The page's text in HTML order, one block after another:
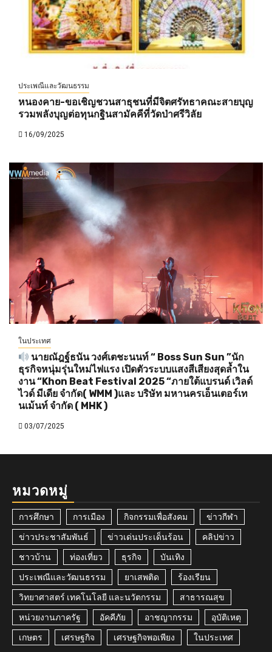
ประเพณีและวัฒนธรรม
หนองคาย-ขอเชิญชวนสาธุชนที่มีจิตศรัทธาคณะสายบุญ
รวมพลังบุญต่อทุนกฐินสามัคคีที่วัดป่าศรีวิลัย
16/09/2025
ในประเทศ
นายณัฎฐ์ธนัน วงศ์เตชะนนท์ “ Boss Sun Sun ”นัก
ธุรกิจหนุ่มรุ่นใหม่ไฟแรง เปิดตัวระบบแสงสีเสียงสุดล้ำใน
งาน “Khon Beat Festival 2025 “ภายใต้แบรนด์ เวิลด์
ไวด์ มีเดีย จำกัด( WMM )และ บริษัท มหานครเอ็นเตอร์เท
นเม้นท์ จำกัด ( MHK )
03/07/2025
หมวดหมู่
การศึกษา การเมือง กิจกรรมเพื่อสังคม ข่าวกีฬา
ข่าวประชาสัมพันธ์ ข่าวเด่นประเด็นร้อน คลิปข่าว
ชาวบ้าน ท่องเที่ยว ธุรกิจ บันเทิง
ประเพณีและวัฒนธรรม ยาเสพติด ร้องเรียน
วิทยาศาสตร์ เทคโนโลยี และนวัตกรรม สาธารณสุข
หน่วยงานภาครัฐ อัคคีภัย อาชญากรรม อุบัติเหตุ
เกษตร เศรษฐกิจ เศรษฐกิจพอเพียง ในประเทศ